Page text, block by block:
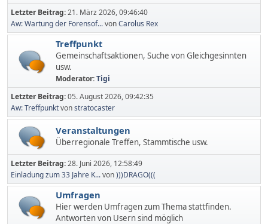
Letzter Beitrag:21. März 2026, 09:46:40
Aw: Wartung der Forensof...vonCarolus Rex
Treffpunkt
Gemeinschaftsaktionen, Suche von Gleichgesinnten
usw.
Moderator:Tigi
Letzter Beitrag:05. August 2026, 09:42:35
Aw: Treffpunktvonstratocaster
Veranstaltungen
Überregionale Treffen, Stammtische usw.
Letzter Beitrag:28. Juni 2026, 12:58:49
Einladung zum 33 Jahre K...von)))DRAGO(((
Umfragen
Hier werden Umfragen zum Thema stattfinden.
Antworten von Usern sind möglich